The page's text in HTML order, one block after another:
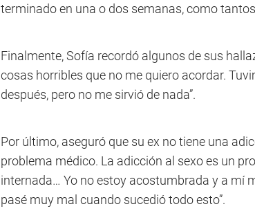
terminado en una o dos semanas, como
Finalmente, Sofía recordó algunos de sus
cosas horribles que no me quiero acordar.
después, pero no me sirvió de nada”.
Por último, aseguró que su ex no tiene una
problema médico. La adicción al sexo es un
internada… Yo no estoy acostumbrada y a mí
pasé muy mal cuando sucedió todo esto”.